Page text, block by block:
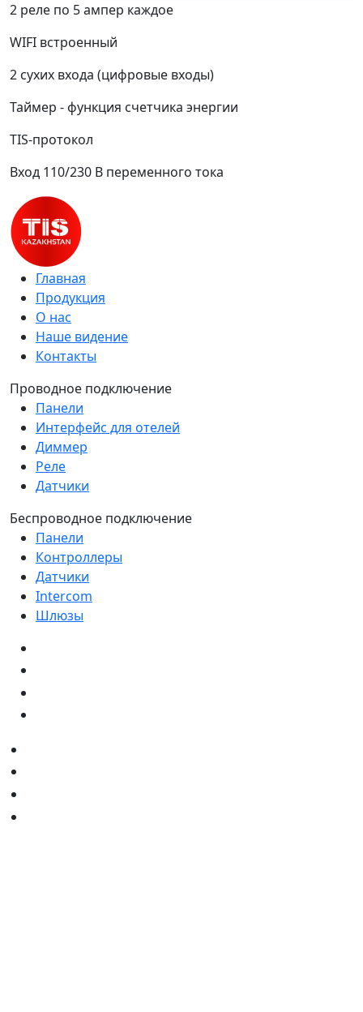
2 реле по 5 ампер каждое
WIFI встроенный
2 сухих входа (цифровые входы)
Таймер - функция счетчика энергии
TIS-протокол
Вход 110/230 В переменного тока
Главная
Продукция
О нас
Наше видение
Контакты
Проводное подключение
Панели
Интерфейс для отелей
Диммер
Реле
Датчики
Беспроводное подключение
Панели
Контроллеры
Датчики
Intercom
Шлюзы